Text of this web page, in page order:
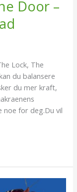
Door –
Lock, The
du balansere
du mer kraft,
noe for deg.Du vil